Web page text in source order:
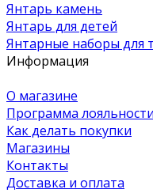
Янтарь камень
Янтарь для детей
Янтарные наборы для
Информация
О магазине
Программа лояльности
Как делать покупки
Магазины
Контакты
Доставка и оплата